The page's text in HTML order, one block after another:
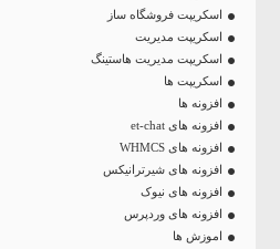
اسکریپت فروشگاه ساز
اسکریپت مدیریت
اسکریپت مدیریت هاستینگ
اسکریپت ها
افزونه ها
افزونه های et-chat
افزونه های WHMCS
افزونه های شیرترانیکس
افزونه های نیوک
افزونه های وردپرس
اموزش ها